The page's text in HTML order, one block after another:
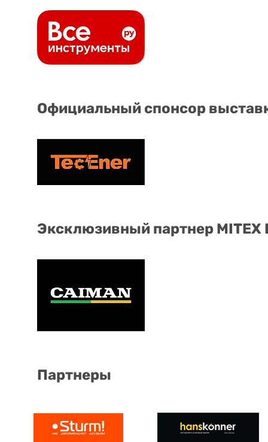
Официальный спонсор
Эксклюзивный партнер
Партнеры